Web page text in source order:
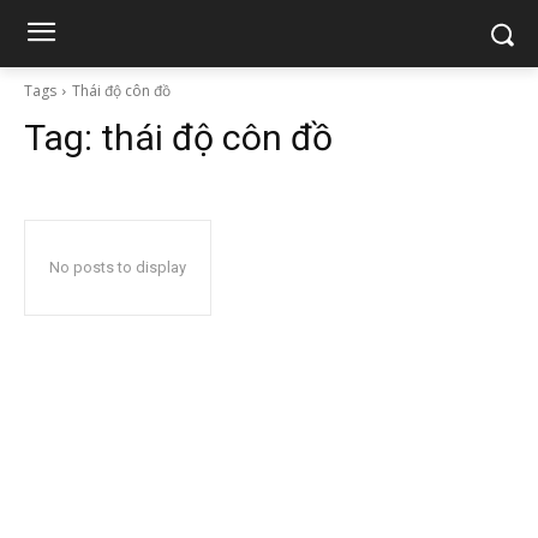
Tags Thái độ côn đồ
Tag: thái độ côn đồ
No posts to display